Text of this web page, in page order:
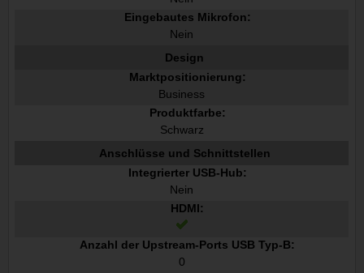
Eingebautes Mikrofon:
Nein
Design
Marktpositionierung:
Business
Produktfarbe:
Schwarz
Anschlüsse und Schnittstellen
Integrierter USB-Hub:
Nein
HDMI:
Anzahl der Upstream-Ports USB Typ-B:
0